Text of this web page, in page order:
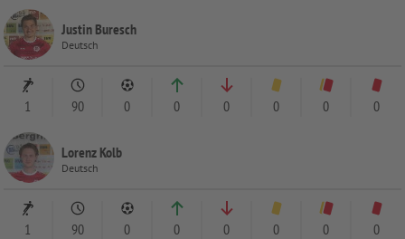
Justin Buresch
Deutsch
1 90 0 0 0 0 0 0
Lorenz Kolb
Deutsch
1 90 0 0 0 0 0 0